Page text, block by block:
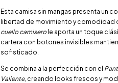
Esta camisa sin mangas presenta un
libertad de movimiento y comodidad
cuello camisero le aporta un toque
cartera con botones invisibles
sofisticado.
Se combina a la perfección con el
Valiente, creando looks frescos y